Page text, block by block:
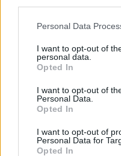
Please note that this
not limited to your visit or
grant or deny consent to
use your data for below
consent section.
Personal Data
I want to opt-out of
personal data.
Opted In
I want to opt-out of
Personal Data.
Opted In
I want to opt-out of
Personal Data for
Opted In